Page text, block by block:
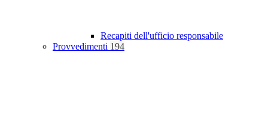
Recapiti dell'ufficio responsabile
Provvedimenti 194